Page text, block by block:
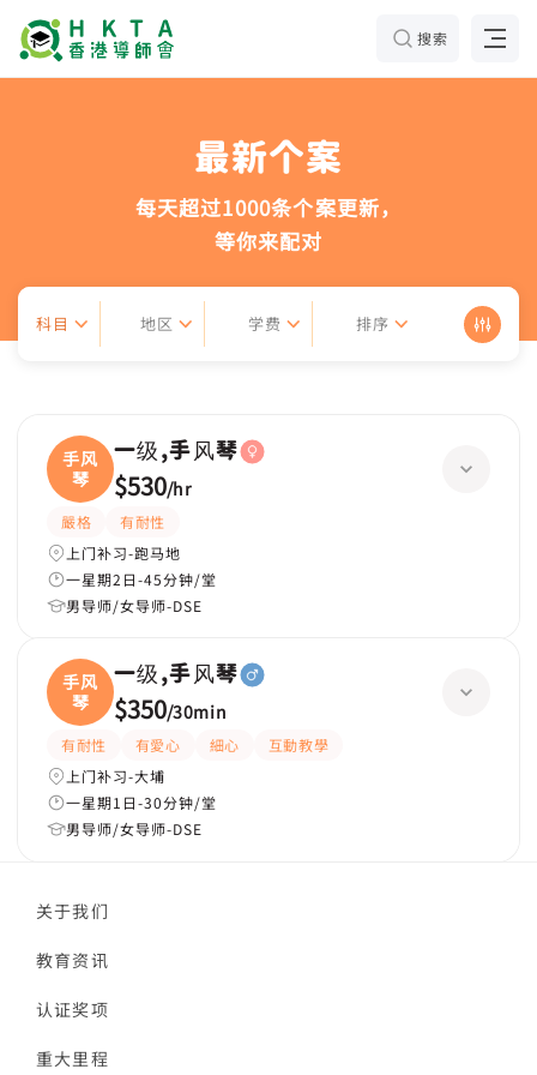
搜索
最新个案
每天超过1000条个案更新，
等你来配对
科目 地区 学费 排序
手风
琴
一级,手风琴
$530/hr
嚴格
有耐性
上门补习-跑马地
一星期2日-45分钟/堂
男导师/女导师-DSE
手风
琴
一级,手风琴
$350/30min
有耐性 有愛心 細心
互動教學
上门补习-大埔
一星期1日-30分钟/堂
男导师/女导师-DSE
关于我们
教育资讯
认证奖项
重大里程